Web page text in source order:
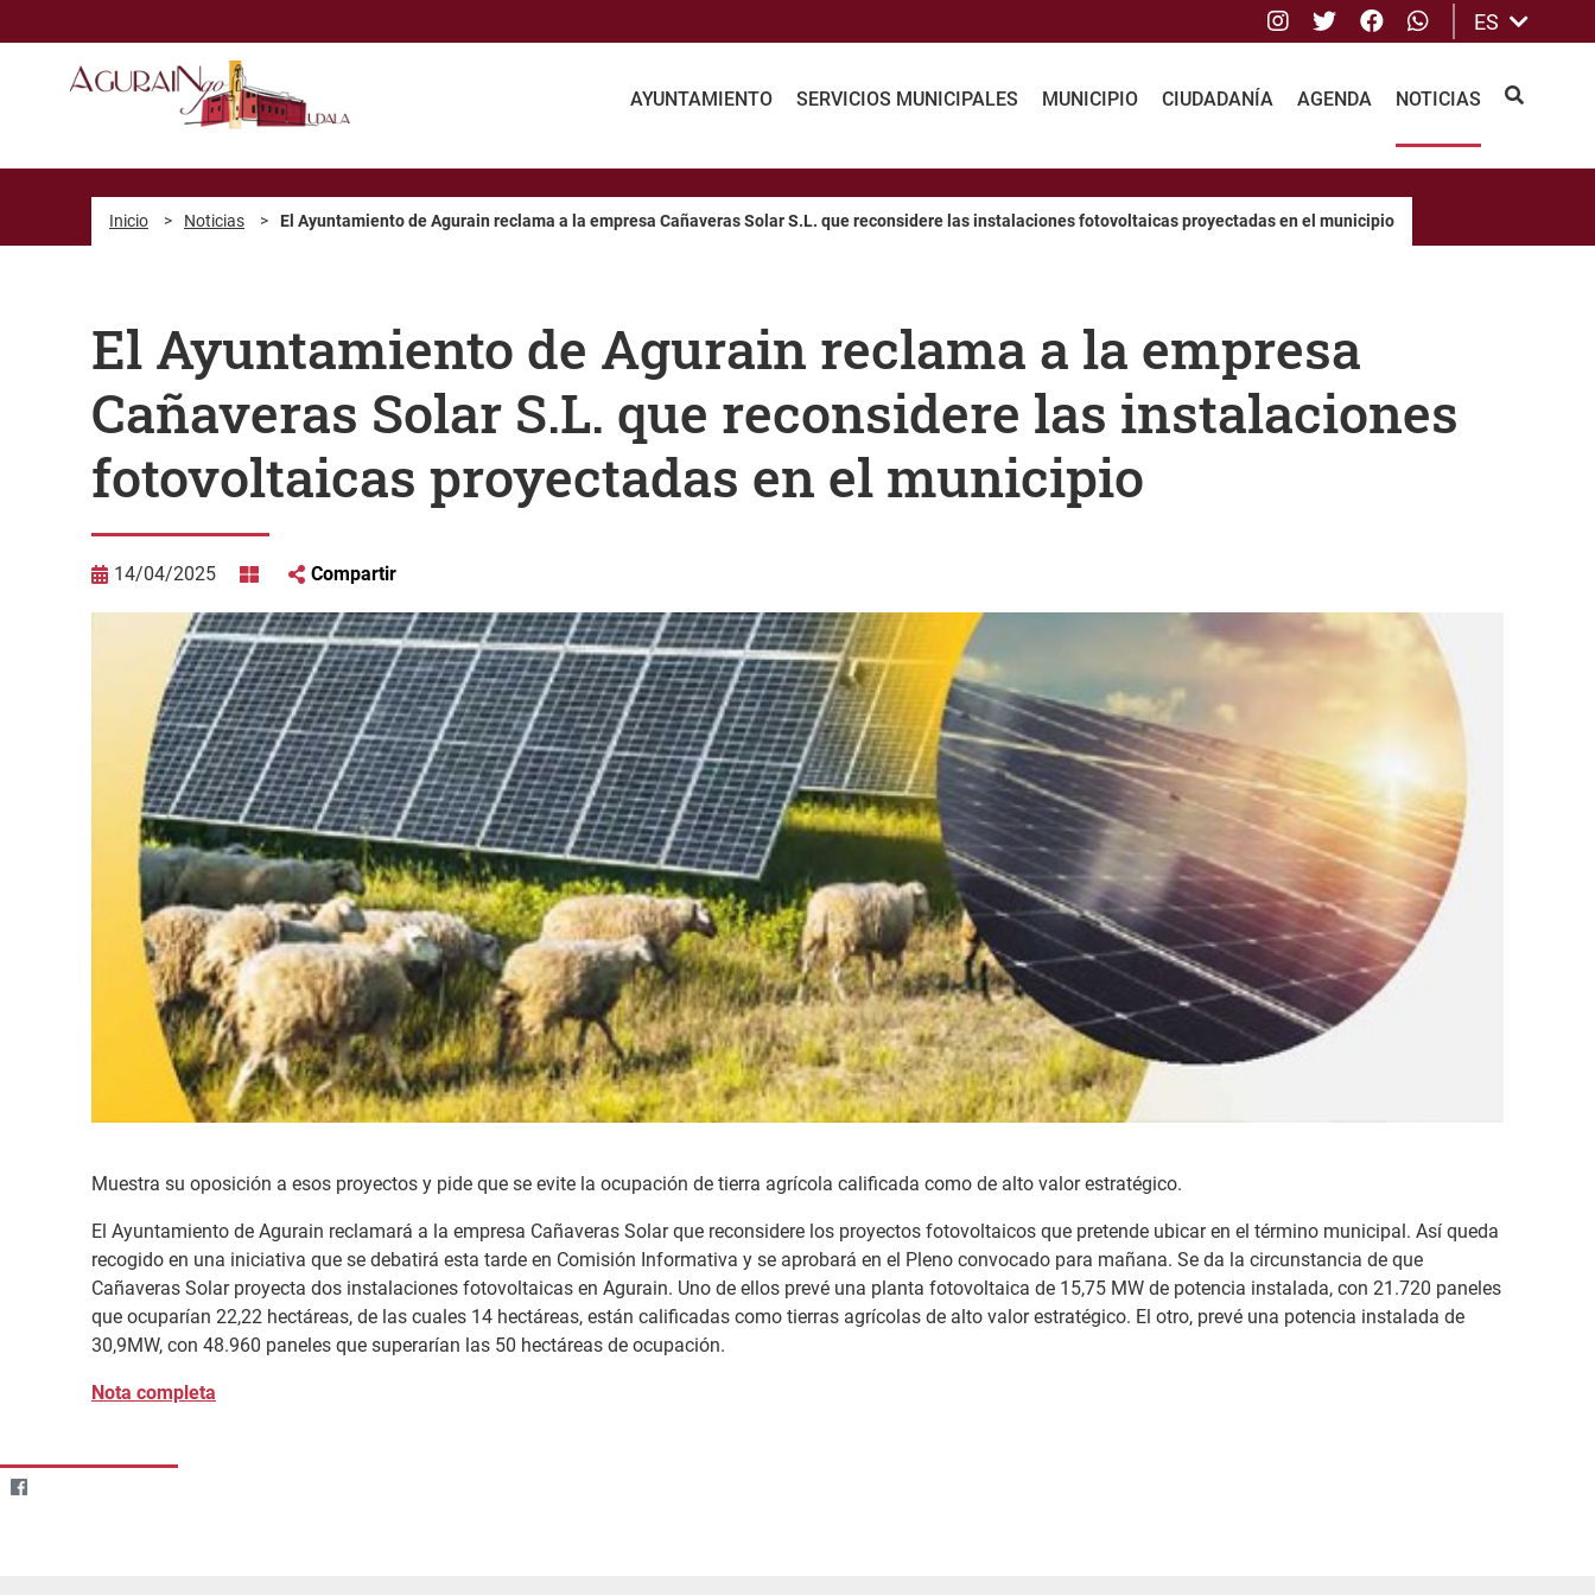
Instagram
TwitterFacebook
whatsApp
ES
AYUNTAMIENTO SERVICIOS MUNICIPALES MUNICIPIO CIUDADANÍA AGENDA NOTICIAS BUSCAR
Inicio > Noticias > El Ayuntamiento de Agurain reclama a la empresa Cañaveras Solar S.L. que reconsidere las instalaciones fotovoltaicas proyectadas en el municipio
El Ayuntamiento de Agurain reclama a la empresa
Cañaveras Solar S.L. que reconsidere las instalaciones
fotovoltaicas proyectadas en el municipio
14/04/2025 Compartir
Muestra su oposición a esos proyectos y pide que se evite la ocupación de tierra agrícola calificada como de alto valor estratégico.
El Ayuntamiento de Agurain reclamará a la empresa Cañaveras Solar que reconsidere los proyectos fotovoltaicos que pretende ubicar en el término municipal. Así queda
recogido en una iniciativa que se debatirá esta tarde en Comisión Informativa y se aprobará en el Pleno convocado para mañana. Se da la circunstancia de que
Cañaveras Solar proyecta dos instalaciones fotovoltaicas en Agurain. Uno de ellos prevé una planta fotovoltaica de 15,75 MW de potencia instalada, con 21.720 paneles
que ocuparían 22,22 hectáreas, de las cuales 14 hectáreas, están calificadas como tierras agrícolas de alto valor estratégico. El otro, prevé una potencia instalada de
30,9MW, con 48.960 paneles que superarían las 50 hectáreas de ocupación.
Nota completa